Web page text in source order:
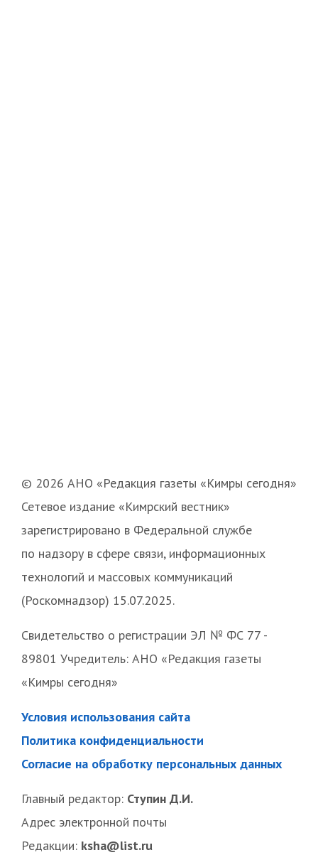
© 2026 АНО «Редакция газеты «Кимры сегодня»
Сетевое издание «Кимрский вестник»
зарегистрировано в Федеральной службе
по надзору в сфере связи, информационных
технологий и массовых коммуникаций
(Роскомнадзор) 15.07.2025.
Свидетельство о регистрации ЭЛ № ФС 77 -
89801 Учредитель: АНО «Редакция газеты
«Кимры сегодня»
Условия использования сайта
Политика конфиденциальности
Согласие на обработку персональных данных
Главный редактор: Ступин Д.И.
Адрес электронной почты
Редакции: ksha@list.ru